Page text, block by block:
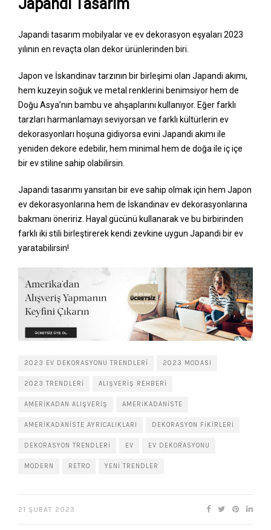
Japandi Tasarım
Japandi tasarım mobilyalar ve ev dekorasyon eşyaları 2023
yılının en revaçta olan dekor ürünlerinden biri.
Japon ve İskandinav tarzının bir birleşimi olan Japandi akımı,
hem kuzeyin soğuk ve metal renklerini benimsiyor hem de
Doğu Asya’nın bambu ve ahşaplarını kullanıyor. Eğer farklı
tarzları harmanlamayı seviyorsan ve farklı kültürlerin ev
dekorasyonları hoşuna gidiyorsa evini Japandi akımı ile
yeniden dekore edebilir, hem minimal hem de doğa ile iç içe
bir ev stiline sahip olabilirsin.
Japandi tasarımı yansıtan bir eve sahip olmak için hem Japon
ev dekorasyonlarına hem de İskandinav ev dekorasyonlarına
bakmanı öneririz. Hayal gücünü kullanarak ve bu birbirinden
farklı iki stili birleştirerek kendi zevkine uygun Japandi bir ev
yaratabilirsin!
2023 EV DEKORASYONU TRENDLERI 2023 MODASI
2023 TRENDLERI ALIŞVERIŞ REHBERI
AMERIKADAN ALIŞVERIŞ AMERIKADANISTE
AMERIKADANISTE AYRICALIKLARI DEKORASYON FIKIRLERI
DEKORASYON TRENDLERI EV EV DEKORASYONU
MODERN RETRO YENI TRENDLER
21 ŞUBAT 2023